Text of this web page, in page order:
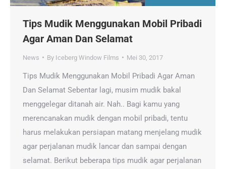
Tips Mudik Menggunakan Mobil Pribadi
Agar Aman Dan Selamat
News By Iceberg Window Films Mei 30, 2017
Tips Mudik Menggunakan Mobil Pribadi Agar Aman
Dan Selamat Sebentar lagi, musim mudik bakal
menggelegar ditanah air. Nah.. Bagi kamu yang
merencanakan mudik dengan mobil pribadi, tentu
harus melakukan persiapan matang menjelang mudik
agar perjalanan mudik lancar dan sampai dengan
selamat. Berikut beberapa tips mudik agar perjalanan